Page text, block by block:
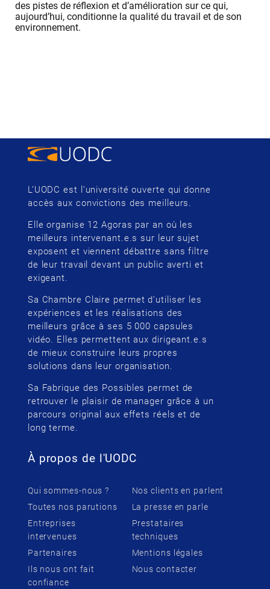
des pistes de réflexion et d’amélioration sur ce qui,
aujourd’hui, conditionne la qualité du travail et de son
environnement.
L’UODC est l’université ouverte qui donne
accès aux convictions des meilleurs.
Elle organise 12 Agoras par an où les
meilleurs intervenant.e.s sur leur sujet
exposent et viennent débattre sans filtre
de leur travail devant un public averti et
exigeant.
Sa Chambre Claire permet d’utiliser les
expériences et les réalisations des
meilleurs grâce à ses 5 000 capsules
vidéo. Elles permettent aux dirigeant.e.s
de mieux construire leurs propres
solutions dans leur organisation.
Sa Fabrique des Possibles permet de
retrouver le plaisir de manager grâce à un
parcours original aux effets réels et de
long terme.
À propos de l'UODC
Qui sommes-nous ?
Toutes nos parutions
Entreprises
intervenues
Partenaires
Ils nous ont fait
confiance
Nos clients en parlent
La presse en parle
Prestataires
techniques
Mentions légales
Nous contacter